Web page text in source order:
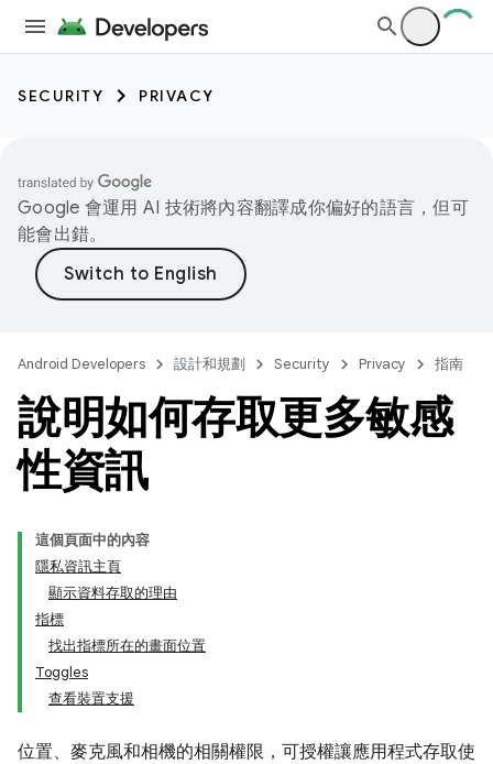
SECURITY PRIVACY
Google 會運用 AI 技術將內容翻譯成你偏好的語言，但可
能會出錯。
Android Developers 設計和規劃 Security Privacy 指南
說明如何存取更多敏感
性資訊
這個頁面中的內容
隱私資訊主頁
顯示資料存取的理由
指標
找出指標所在的畫面位置
Toggles
查看裝置支援
位置、麥克風和相機的相關權限，可授權讓應用程式存取使